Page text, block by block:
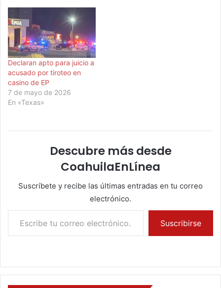
Declaran apto para juicio a
acusado por tiroteo en
casino de EP
7 de mayo de 2026
En «Texas»
Descubre más desde
CoahuilaEnLínea
Suscríbete y recibe las últimas entradas en tu correo
electrónico.
Escribe tu correo electrónico…
Suscribirse